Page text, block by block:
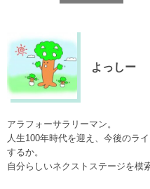
よっしー
アラフォーサラリーマン。
人生100年時代を迎え、今後のラ
するか。
自分らしいネクストステージを模